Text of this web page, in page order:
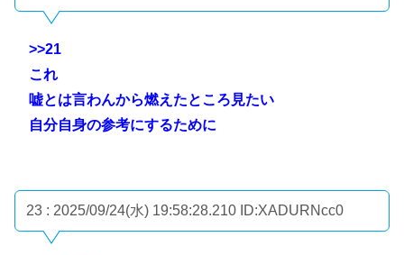
>>21
これ
嘘とは言わんから燃えたところ見たい
自分自身の参考にするために
23 : 2025/09/24(水) 19:58:28.210 ID:XADURNcc0